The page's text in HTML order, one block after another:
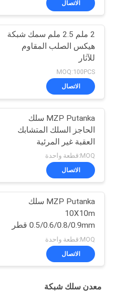
الاتصال
2 ملم 2.5 ملم سمك شبكة
هيكس الصلب المقاوم
للآثار
MOQ:100PCS
الاتصال
MZP Putanka سلك
الحاجز السلك المتشابك
العقبة غير المرئية
MOQ:قطعة واحدة
الاتصال
MZP Putanka سلك
10X10m
0.5/0.6/0.8/0.9mm قطر
سلك الفولاذ عالي الجاذبية
شبكة
MOQ:قطعة واحدة
الاتصال
معدن سلك شبكة